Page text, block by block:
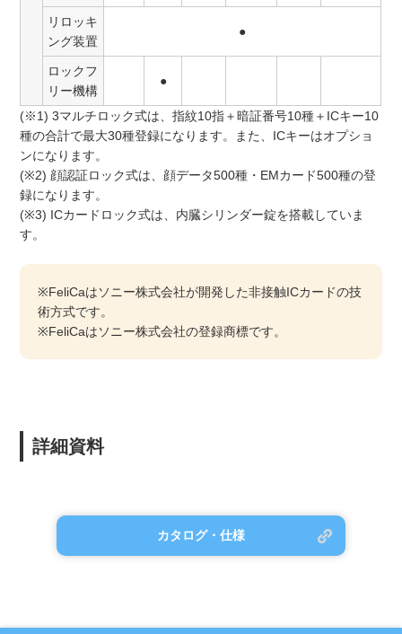
リロッキ
ング装置
●
ロックフ
リー機構
●
(※1) 3マルチロック式は、指紋10指＋暗証番号10種＋ICキー10
種の合計で最大30種登録になります。また、ICキーはオプショ
ンになります。
(※2) 顔認証ロック式は、顔データ500種・EMカード500種の登
録になります。
(※3) ICカードロック式は、内臓シリンダー錠を搭載していま
す。
※FeliCaはソニー株式会社が開発した非接触ICカードの技
術方式です。
※FeliCaはソニー株式会社の登録商標です。
詳細資料
カタログ・仕様